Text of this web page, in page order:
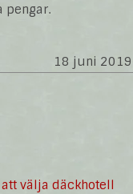
pengar.
18 juni 2019
välja däckhotell